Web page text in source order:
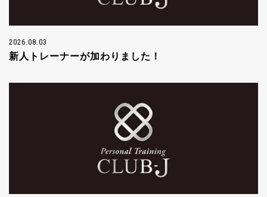
2026.08.03
新人トレーナーが加わりました！